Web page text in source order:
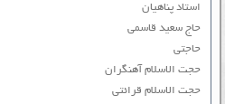
استاد پناهیان
حاج سعید قاسمی
حاجتی
حجت الاسلام آهنگران
حجت الاسلام قرائتی